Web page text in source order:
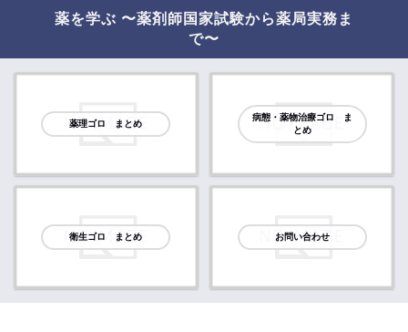
薬を学ぶ 〜薬剤師国家試験から薬局実務ま
で〜
薬理ゴロ まとめ
病態・薬物治療ゴロ ま
とめ
衛生ゴロ まとめ お問い合わせ